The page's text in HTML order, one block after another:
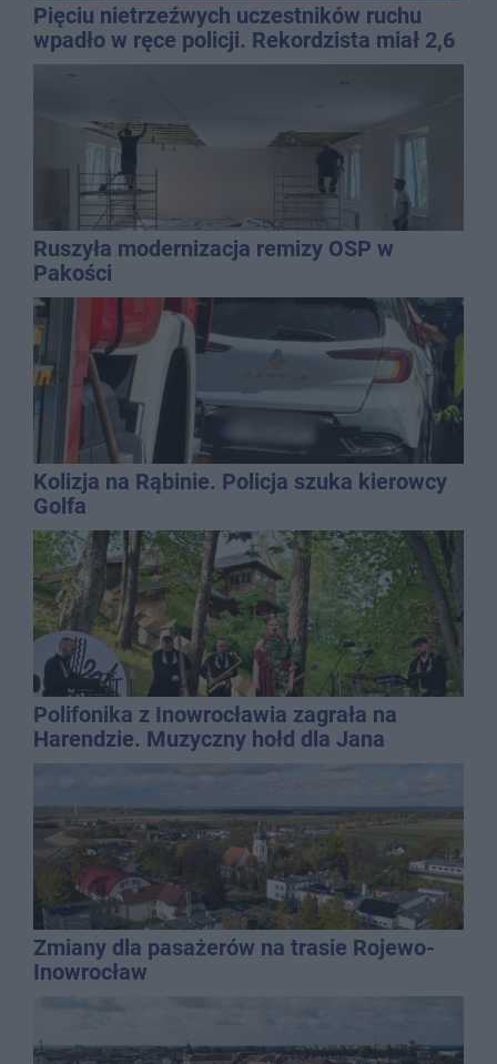
Pięciu nietrzeźwych uczestników ruchu
wpadło w ręce policji. Rekordzista miał 2,6
promila
Ruszyła modernizacja remizy OSP w
Pakości
Kolizja na Rąbinie. Policja szuka kierowcy
Golfa
Polifonika z Inowrocławia zagrała na
Harendzie. Muzyczny hołd dla Jana
Kasprowicza
Zmiany dla pasażerów na trasie Rojewo-
Inowrocław